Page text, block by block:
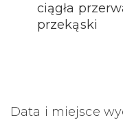
ciągła
przekąski
Data i miejsce